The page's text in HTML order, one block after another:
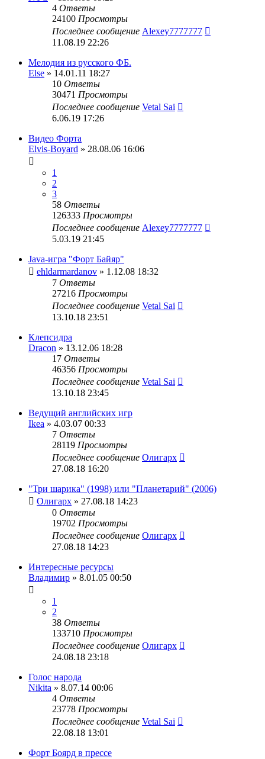
4 Ответы
24100 Просмотры
Последнее сообщение Alexey7777777
11.08.19 22:26
Мелодия из русского ФБ.
Else » 14.01.11 18:27
10 Ответы
30471 Просмотры
Последнее сообщение Vetal Sai
6.06.19 17:26
Видео Форта
Elvis-Boyard » 28.08.06 16:06
1
2
3
58 Ответы
126333 Просмотры
Последнее сообщение Alexey7777777
5.03.19 21:45
Java-игра "Форт Байяр"
ehldarmardanov » 1.12.08 18:32
7 Ответы
27216 Просмотры
Последнее сообщение Vetal Sai
13.10.18 23:51
Клепсидра
Dracon » 13.12.06 18:28
17 Ответы
46356 Просмотры
Последнее сообщение Vetal Sai
13.10.18 23:45
Ведущий английских игр
Ikea » 4.03.07 00:33
7 Ответы
28119 Просмотры
Последнее сообщение Олигарх
27.08.18 16:20
"Три шарика" (1998) или "Планетарий" (2006)
Олигарх » 27.08.18 14:23
0 Ответы
19702 Просмотры
Последнее сообщение Олигарх
27.08.18 14:23
Интересные ресурсы
Владимир » 8.01.05 00:50
1
2
38 Ответы
133710 Просмотры
Последнее сообщение Олигарх
24.08.18 23:18
Голос народа
Nikita » 8.07.14 00:06
4 Ответы
23778 Просмотры
Последнее сообщение Vetal Sai
22.08.18 13:01
Форт Боярд в прессе